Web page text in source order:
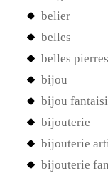
belier
belles
belles pierres
bijou
bijou
bijouterie
bijouterie
bijouterie